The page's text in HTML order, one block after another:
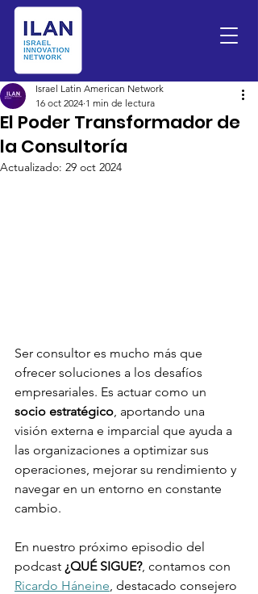
El Poder Transformador de
la Consultoría
Israel Latin American Network
16 oct 2024 1 min de lectura
Actualizado: 29 oct 2024
Ser consultor es mucho más que
ofrecer soluciones a los desafíos
empresariales. Es actuar como un
socio estratégico , aportando una
visión externa e imparcial que ayuda a
las organizaciones a optimizar sus
operaciones, mejorar su rendimiento y
navegar en un entorno en constante
cambio.
En nuestro próximo episodio del
podcast ¿QUÉ SIGUE?, contamos con
Ricardo Háneine , destacado consejero